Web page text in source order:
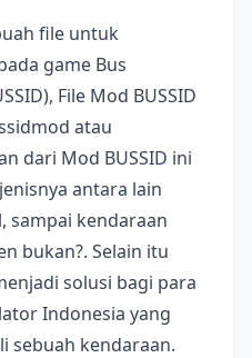
file untuk
game Bus
File Mod BUSSID
atau
dari Mod BUSSID ini
antara lain
sampai kendaraan
bukan?. Selain itu
solusi bagi para
Indonesia yang
sebuah kendaraan.